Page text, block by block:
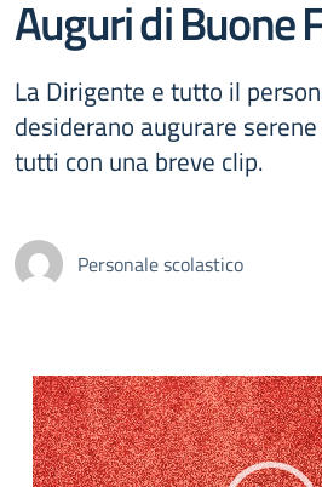
Auguri di Buone
La Dirigente e tutto il
desiderano augurare
tutti con una breve clip.
Personale scolastico
Video
Player